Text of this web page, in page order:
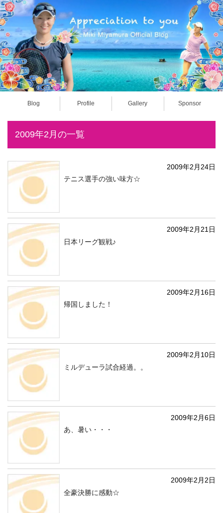
Blog Profile Gallery Sponsor
2009年2月の一覧
2009年2月24日
テニス選手の強い味方☆
2009年2月21日
日本リーグ観戦♪
2009年2月16日
帰国しました！
2009年2月10日
ミルデューラ試合経過。。
2009年2月6日
あ、暑い・・・
2009年2月2日
全豪決勝に感動☆